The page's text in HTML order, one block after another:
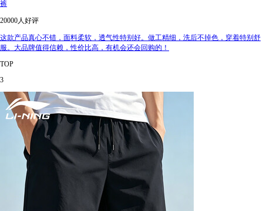
裤
20000人好评
这款产品真心不错，面料柔软，透气性特别好。做工精细，洗后不掉色，穿着特别舒
服。大品牌值得信赖，性价比高，有机会还会回购的！
TOP
3